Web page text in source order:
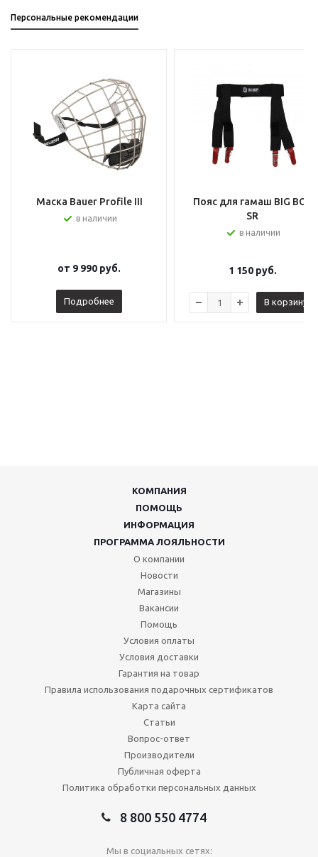
Персональные рекомендации
Маска Bauer Profile III
в наличии
от 9 990 руб.
Подробнее
Пояс для гамаш BIG BOY
SR
в наличии
1 150руб.
В корзину
КОМПАНИЯ
ПОМОЩЬ
ИНФОРМАЦИЯ
ПРОГРАММА ЛОЯЛЬНОСТИ
О компании
Новости
Магазины
Вакансии
Помощь
Условия оплаты
Условия доставки
Гарантия на товар
Правила использования подарочных сертификатов
Карта сайта
Статьи
Вопрос-ответ
Производители
Публичная оферта
Политика обработки персональных данных
8 800 550 4774
Мы в социальных сетях: